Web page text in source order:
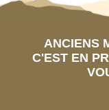
ANCIENS
C'EST EN